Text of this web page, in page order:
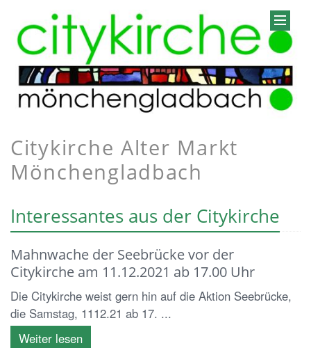
Citykirche Alter Markt
Mönchengladbach
Interessantes aus der Citykirche
Mahnwache der Seebrücke vor der
Citykirche am 11.12.2021 ab 17.00 Uhr
Die Citykirche weist gern hin auf die Aktion Seebrücke,
die Samstag, 1112.21 ab 17. ...
Weiter lesen